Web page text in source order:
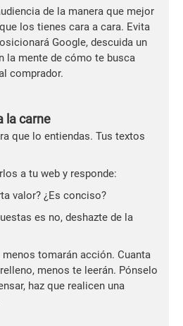
de la manera que mejor
los tienes cara a cara. Evita
Google, descuida un
la mente de cómo te busca
comprador.
la carne
que lo entiendas. Tus textos
a tu web y responde:
valor? ¿Es conciso?
es no, deshazte de la
tomarán acción. Cuanta
menos te leerán. Pónselo
haz que realicen una